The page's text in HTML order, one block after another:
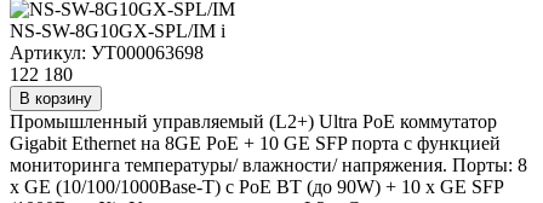
NS-SW-8G10GX-SPL/IM i
Артикул: УТ000063698
122 180
В корзину
Промышленный управляемый (L2+) Ultra PoE коммутатор
Gigabit Ethernet на 8GE PoE + 10 GE SFP порта с функцией
мониторинга температуры/ влажности/ напряжения. Порты: 8
x GE (10/100/1000Base-T) с PoE BT (до 90W) + 10 x GE SFP